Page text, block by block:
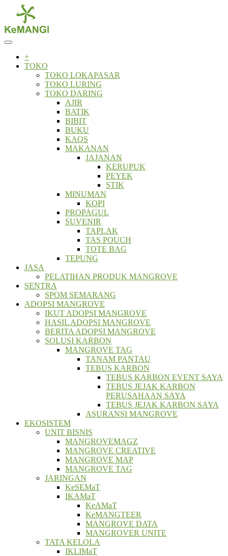
content
+
TOKO
TOKO LOKAPASAR
TOKO LURING
TOKO DARING
AJIR
BATIK
BIBIT
BUKU
KAOS
MAKANAN
JAJANAN
KERUPUK
PEYEK
STIK
MINUMAN
KOPI
PROPAGUL
SUVENIR
TAPLAK
TAS POUCH
TOTE BAG
TEPUNG
JASA
PELATIHAN PRODUK MANGROVE
SENTRA
SPOM SEMARANG
ADOPSI MANGROVE
IKUT ADOPSI MANGROVE
HASIL ADOPSI MANGROVE
BERITA ADOPSI MANGROVE
SOLUSI KARBON
MANGROVE TAG
TANAM PANTAU
TEBUS KARBON
TEBUS KARBON EVENT SAYA
TEBUS JEJAK KARBON
PERUSAHAAN SAYA
TEBUS JEJAK KARBON SAYA
ASURANSI MANGROVE
EKOSISTEM
UNIT BISNIS
MANGROVEMAGZ
MANGROVE CREATIVE
MANGROVE MAP
MANGROVE TAG
JARINGAN
KeSEMaT
IKAMaT
KeAMaT
KeMANGTEER
MANGROVE DATA
MANGROVER UNITE
TATA KELOLA
IKLIMaT